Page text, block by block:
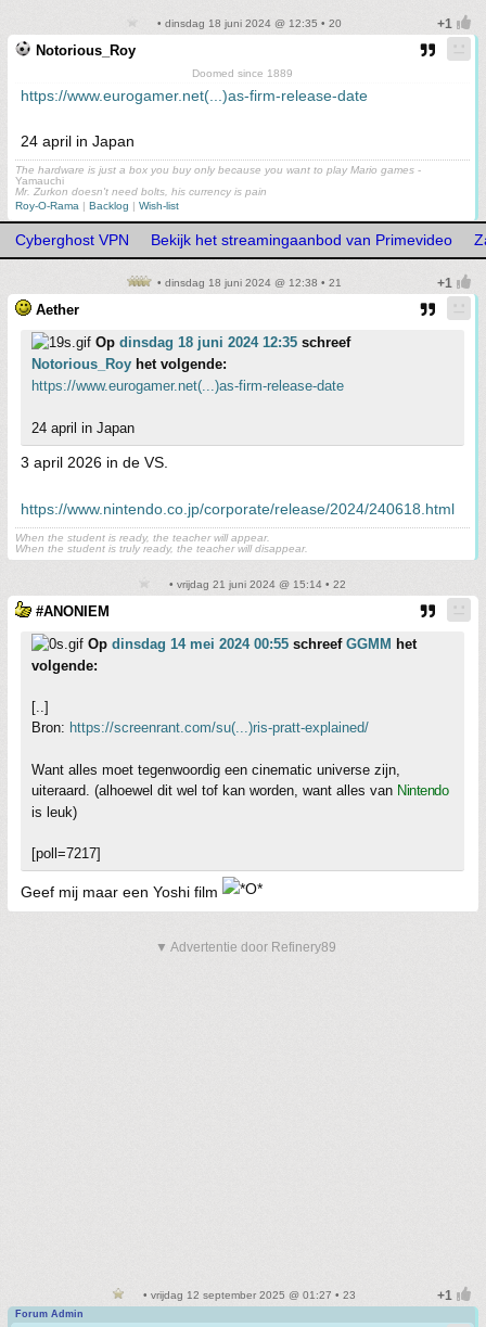
• dinsdag 18 juni 2024 @ 12:35 • 20
Notorious_Roy
Doomed since 1889
https://www.eurogamer.net(...)as-firm-release-date
24 april in Japan
The hardware is just a box you buy only because you want to play Mario games -
Yamauchi
Mr. Zurkon doesn't need bolts, his currency is pain
Roy-O-Rama | Backlog | Wish-list
Cyberghost VPN Bekijk het streamingaanbod van Primevideo
• dinsdag 18 juni 2024 @ 12:38 • 21
Aether
Op dinsdag 18 juni 2024 12:35 schreef
Notorious_Roy het volgende:
https://www.eurogamer.net(...)as-firm-release-date
24 april in Japan
3 april 2026 in de VS.
https://www.nintendo.co.jp/corporate/release/2024/240618.html
When the student is ready, the teacher will appear.
When the student is truly ready, the teacher will disappear.
• vrijdag 21 juni 2024 @ 15:14 • 22
#ANONIEM
Op dinsdag 14 mei 2024 00:55 schreef GGMM het
volgende:
[..]
Bron: https://screenrant.com/su(...)ris-pratt-explained/
Want alles moet tegenwoordig een cinematic universe zijn,
uiteraard. (alhoewel dit wel tof kan worden, want alles van Nintendo
is leuk)
[poll=7217]
Geef mij maar een Yoshi film
▼ Advertentie door Refinery89
• vrijdag 12 september 2025 @ 01:27 • 23
Forum Admin